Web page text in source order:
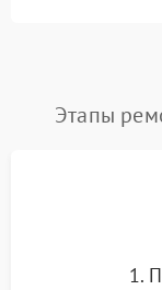
Этапы
1.